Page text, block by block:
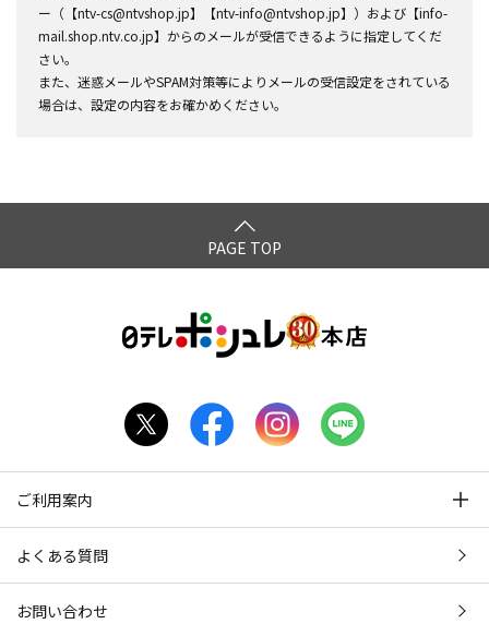
ー（【ntv-cs@ntvshop.jp】【ntv-info@ntvshop.jp】）および【info-
mail.shop.ntv.co.jp】からのメールが受信できるように指定してくだ
さい。
また、迷惑メールやSPAM対策等によりメールの受信設定をされている
場合は、設定の内容をお確かめください。
PAGE TOP
ご利用案内
よくある質問
お問い合わせ